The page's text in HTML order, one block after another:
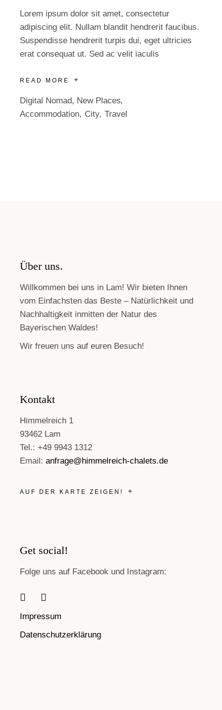
Lorem ipsum dolor sit amet, consectetur
adipiscing elit. Nullam blandit hendrerit faucibus.
Suspendisse hendrerit turpis dui, eget ultricies
erat consequat ut. Sed ac velit iaculis
READ MORE
Digital Nomad, New Places
Accommodation
City Travel
Über uns.
Willkommen bei uns in Lam! Wir bieten Ihnen
vom Einfachsten das Beste – Natürlichkeit und
Nachhaltigkeit inmitten der Natur des
Bayerischen Waldes!
Wir freuen uns auf euren Besuch!
Kontakt
Himmelreich 1
93462 Lam
Tel.: +49 9943 1312
Email: anfrage@himmelreich-chalets.de
AUF DER KARTE ZEIGEN!
Get social!
Folge uns auf Facebook und Instagram:
Impressum
Datenschutzerklärung